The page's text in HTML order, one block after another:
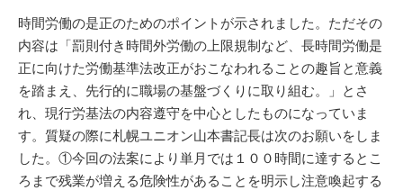
時間労働の是正のためのポイントが示されました。ただその
内容は「罰則付き時間外労働の上限規制など、長時間労働是
正に向けた労働基準法改正がおこなわれることの趣旨と意義
を踏まえ、先行的に職場の基盤づくりに取り組む。」とさ
れ、現行労基法の内容遵守を中心としたものになっていま
す。質疑の際に札幌ユニオン山本書記長は次のお願いをしま
した。①今回の法案により単月では１００時間に達するとこ
ろまで残業が増える危険性があることを明示し注意喚起する